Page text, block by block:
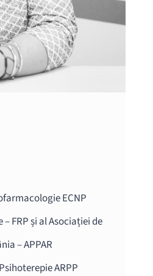
ECNP
FRP și al Asociației de
– APPAR
ARPP